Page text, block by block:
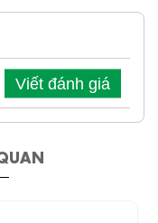
Viết đánh giá